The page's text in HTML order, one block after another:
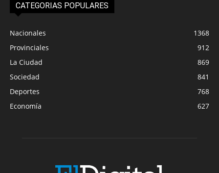
CATEGORIAS POPULARES
Nacionales
1368
Provinciales
912
La Ciudad
869
Sociedad
841
Deportes
768
Economía
627